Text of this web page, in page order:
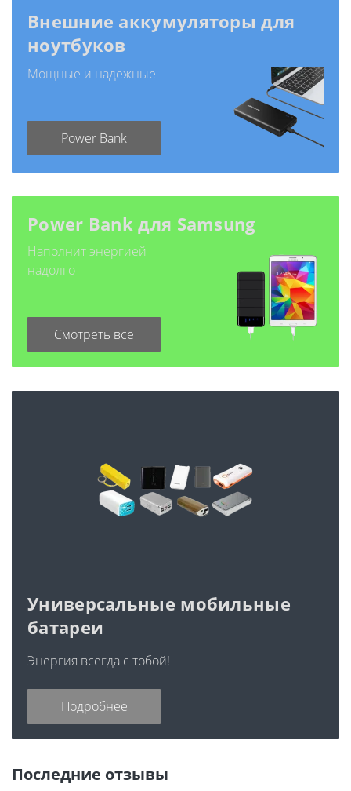
Внешние аккумуляторы для
ноутбуков
Мощные и надежные
Power Bank
Power Bank для Samsung
Наполнит энергией
надолго
Смотреть все
Универсальные мобильные
батареи
Энергия всегда с тобой!
Подробнее
Последние отзывы